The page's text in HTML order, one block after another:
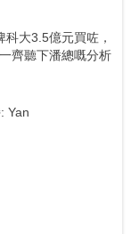
大3.5億元買咗，
齊聽下潘總嘅分析
Yan